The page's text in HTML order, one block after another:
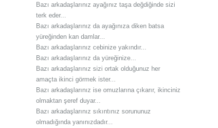
Bazı arkadaşlarınız ayağınız taşa değdiğinde sizi
terk eder...
Bazı arkadaşlarınız da ayağınıza diken batsa
yüreğinden kan damlar...
Bazı arkadaşlarınız cebinize yakındır...
Bazı arkadaşlarınız da yüreğinize...
Bazı arkadaşlarınız sizi ortak olduğunuz her
amaçta ikinci görmek ister...
Bazı arkadaşlarınız ise omuzlarına çıkarır, ikinciniz
olmaktan şeref duyar...
Bazı arkadaşlarınız sıkıntınız sorununuz
olmadığında yanınızdadır...